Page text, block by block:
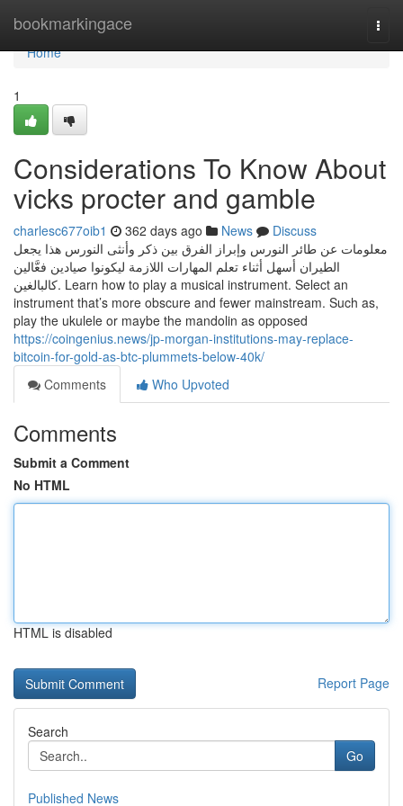
bookmarkingace
Home
Home
1
Considerations To Know About
vicks procter and gamble
charlesc677oib1 362 days ago News
Discuss
معلومات عن طائر النورس وإبراز الفرق بين ذكر وأنثى النورس هذا يجعل
الطيران أسهل أثناء تعلم المهارات اللازمة ليكونوا صيادين فعَّالين
كالبالغين. Learn how to play a musical instrument. Select an
instrument that’s more obscure and fewer mainstream. Such as,
play the ukulele or maybe the mandolin as opposed
https://coingenius.news/jp-morgan-institutions-may-replace-
bitcoin-for-gold-as-btc-plummets-below-40k/
Comments
Who Upvoted
Comments
Submit a Comment
No HTML
HTML is disabled
Report Page
Search
Go
Published News